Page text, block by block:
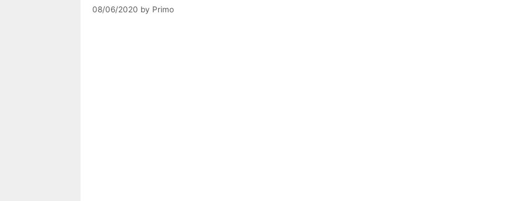
08/06/2020 by Primo